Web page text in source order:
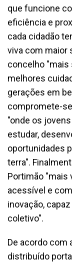
que funcione
eficiência e
cada cidadão
viva com maior
concelho "mais
melhores
gerações em
compromete-
"onde os
estudar,
oportunidades
terra".
Portimão "mais
acessível e
inovação,
coletivo".
De acordo com
distribuído